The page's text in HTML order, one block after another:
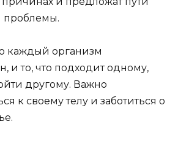
проблемы.
каждый организм
и то, что подходит одному,
другому. Важно
к своему телу и заботиться о